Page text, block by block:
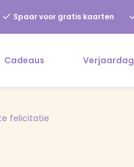
Spaar voor gratis kaarten
Cadeaus Verjaardag
felicitatie